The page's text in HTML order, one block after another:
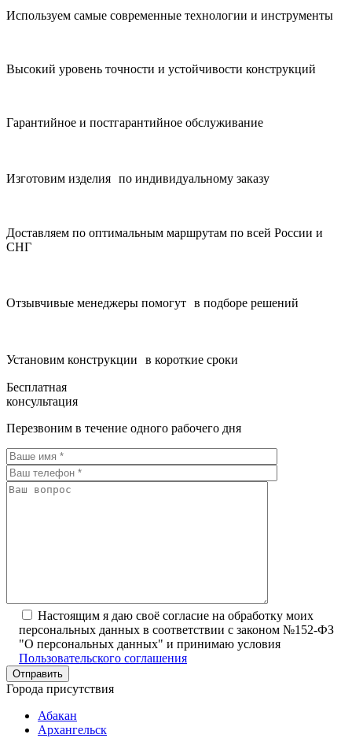
Используем самые современные технологии и инструменты
Высокий уровень точности и устойчивости конструкций
Гарантийное и постгарантийное обслуживание
Изготовим изделия по индивидуальному заказу
Доставляем по оптимальным маршрутам по всей России и
СНГ
Отзывчивые менеджеры помогут в подборе решений
Установим конструкции в короткие сроки
Бесплатная
консультация
Перезвоним в течение одного рабочего дня
Настоящим я даю своё согласие на обработку моих
персональных данных в соответствии с законом №152-ФЗ
"О персональных данных" и принимаю условия
Пользовательского соглашения
Города присутствия
Абакан
Архангельск